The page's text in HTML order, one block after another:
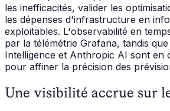
les inefficacités, valider les
les dépenses d'infrastructure en
exploitables. L'observabilité en
par la télémétrie Grafana, tandis
Intelligence et Anthropic AI sont en
pour affiner la précision des
Une visibilité accrue sur